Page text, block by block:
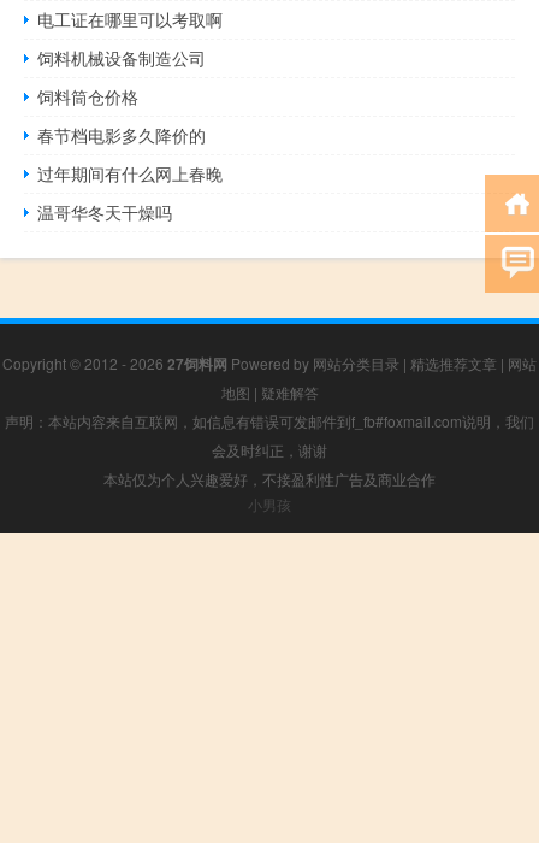
电工证在哪里可以考取啊
饲料机械设备制造公司
饲料筒仓价格
春节档电影多久降价的
过年期间有什么网上春晚
温哥华冬天干燥吗
Copyright © 2012 - 2026 27饲料网 Powered by 网站分类目录 | 精选推荐文章 | 网站
地图 | 疑难解答
声明：本站内容来自互联网，如信息有错误可发邮件到f_fb#foxmail.com说明，我们
会及时纠正，谢谢
本站仅为个人兴趣爱好，不接盈利性广告及商业合作
小男孩